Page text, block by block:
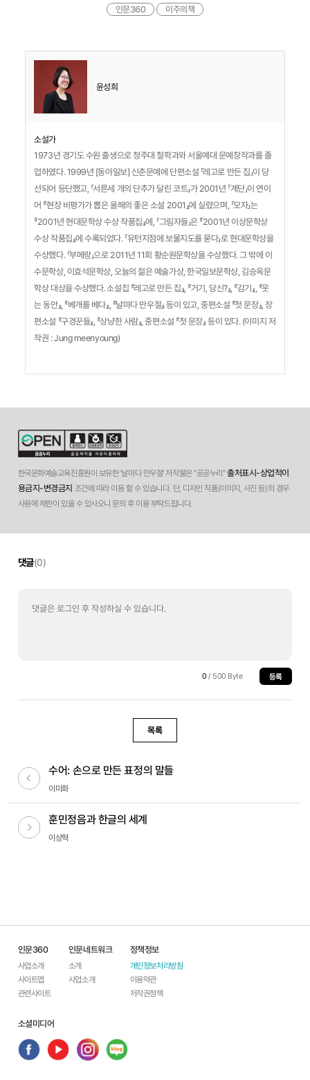
인문360
이주의책
윤성희
소설가
1973년 경기도 수원 출생으로 청주대 철학과와 서울예대 문예창작과를 졸
업하였다. 1999년 [동아일보] 신춘문예에 단편소설 「레고로 만든 집」이 당
선되어 등단했고, 「서른세 개의 단추가 달린 코트」가 2001년 「계단」이 연이
어 『현장 비평가가 뽑은 올해의 좋은 소설 2001』에 실렸으며, 「모자」는
『2001년 현대문학상 수상 작품집』에, 「그림자들」은 『2001년 이상문학상
수상 작품집』에 수록되었다. 「유턴지점에 보물지도를 묻다」로 현대문학상을
수상했다. 「부메랑」으로 2011년 11회 황순원문학상을 수상했다. 그 밖에 이
수문학상, 이효석문학상, 오늘의 젊은 예술가상, 한국일보문학상, 김승옥문
학상 대상을 수상했다. 소설집 『레고로 만든 집』, 『거기, 당신?』, 『감기』, 『웃
는 동안』, 『베개를 베다』, 『날마다 만우절』 등이 있고, 중편소설 『첫 문장』, 장
편소설 『구경꾼들』, 『상냥한 사람』, 중편소설 『첫 문장』 등이 있다. (이미지 저
작권 : Jung meenyoung)
한국문화예술교육진흥원이 보유한 '날마다 만우절' 저작물은 "공공누리"출처표시-상업적이
용금지-변경금지 조건에 따라 이용 할 수 있습니다. 단, 디자인 작품(이미지, 사진 등)의 경우
사용에 제한이 있을 수 있사오니 문의 후 이용 부탁드립니다.
댓글(0)
0 / 500 Byte 등록
목록
이전글
수어: 손으로 만든 표정의 말들
이미화
다음글
훈민정음과 한글의 세계
이상혁
인문360
사업소개
사이트맵
관련사이트
인문네트워크
소개
사업소개
정책정보
개인정보처리방침
이용약관
저작권정책
소셜미디어